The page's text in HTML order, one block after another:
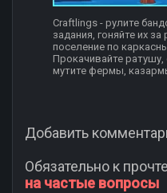
Craftlings - рулите
задания, гоняйте их
поселение по
Прокачивайте
мутите фермы,
Добавить
Обязательно к
на частые вопросы